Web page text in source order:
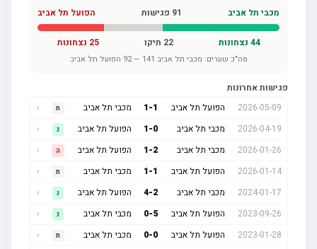
מכבי תל אביב פגישות הפועל תל אביב
44נצחונות 22תיקו 25נצחונות
סה"כ שערים:מכבי תל אביב141
—
92הפועל תל אביב
פגישות אחרונות
2026-05-09
הפועל תל אביב 1 מכבי תל אביב
2026-04-19
מכבי תל אביב 1- הפועל תל אביב
2026-01-26
מכבי תל אביב 1- הפועל תל אביב
2026-01-14
הפועל תל אביב 1 מכבי תל אביב
2024-01-17
מכבי תל אביב 4- הפועל תל אביב
2023-09-26
הפועל תל אביב 0- מכבי תל אביב
2023-01-28
הפועל תל אביב 0- מכבי תל אביב